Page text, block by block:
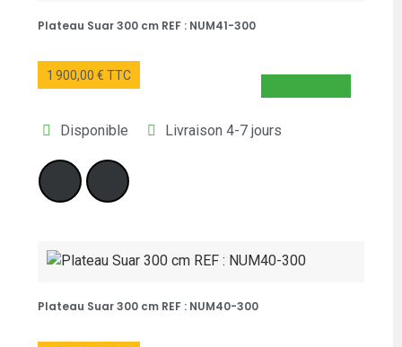
Plateau Suar 300 cm REF : NUM41-300
1 900,00 € TTC
Disponible Livraison 4-7 jours
Plateau Suar 300 cm REF : NUM40-300